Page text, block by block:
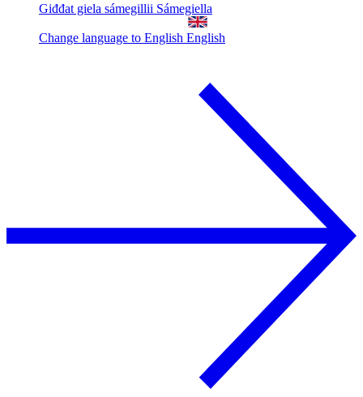
Giđđat giela sámegillii Sámegiella
Change language to English English